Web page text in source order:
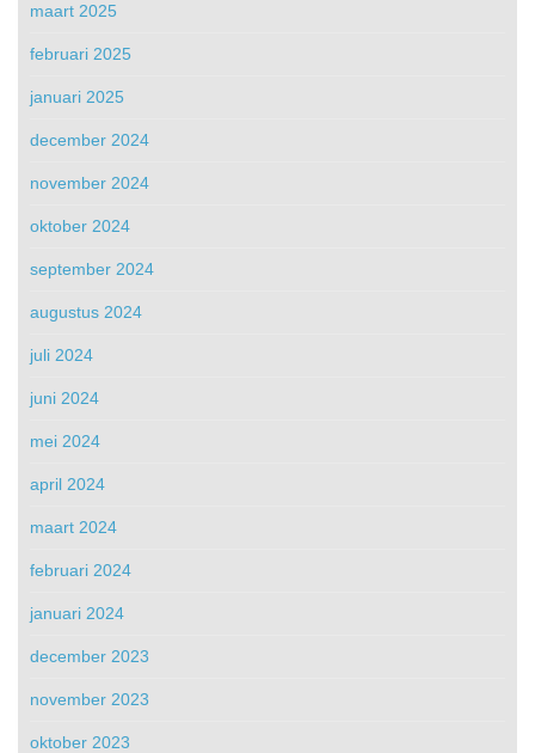
maart 2025
februari 2025
januari 2025
december 2024
november 2024
oktober 2024
september 2024
augustus 2024
juli 2024
juni 2024
mei 2024
april 2024
maart 2024
februari 2024
januari 2024
december 2023
november 2023
oktober 2023